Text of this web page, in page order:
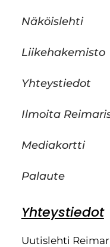
Näköislehti
Liikehakemisto
Yhteystiedot
Ilmoita
Mediakortti
Palaute
Yhteystiedot
Uutislehti